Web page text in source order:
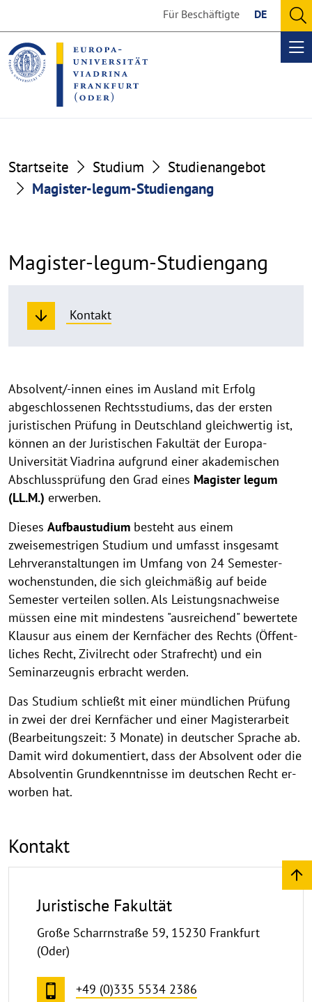
the
content
section
the
footer
section
Für Beschäftigte DE
Startseite Studium
Studienangebot
Magister-legum-Studiengang
Magister-legum-Studiengang
Kontakt
Das
Studium
Absolvent/-innen eines im Ausland mit Erfolg
abgeschlossenen Rechtsstudiums, das der ersten
juristischen Prüfung in Deutschland gleichwertig ist,
können an der Juristischen Fakultät der Europa-
Universität Viadrina aufgrund einer aka­de­mi­schen
Abschlussprüfung den Grad eines Magister legum
(LL.M.) er­wer­ben.
Dieses Aufbaustudium besteht aus einem
zweisemestrigen Studium und um­fasst insgesamt
Lehrveranstaltungen im Umfang von 24 Semester­
wochen­stunden, die sich gleichmäßig auf beide
Semester verteilen sollen. Als Leis­tungs­nachweise
müssen eine mit mindestens "ausreichend" bewertete
Klausur aus einem der Kernfächer des Rechts (Öf­fent­
li­ches Recht, Zivilrecht oder Strafrecht) und ein
Seminarzeugnis er­bracht wer­den.
Das Studium schließt mit einer mündlichen Prüfung
in zwei der drei Kernfächer und einer Ma­gis­ter­ar­beit
(Bearbeitungszeit: 3 Monate) in deutscher Sprache ab.
Damit wird dokumentiert, dass der Absolvent oder die
Absolventin Grund­kennt­nisse im deutschen Recht er­
wor­ben hat.
Kontakt
Juristische Fakultät
Große Scharrnstraße 59, 15230 Frankfurt
(Oder)
+49 (0)335 5534 2386